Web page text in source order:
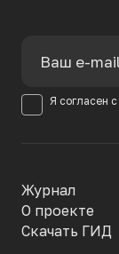
Я согласен с
Журнал
О проекте
Скачать ГИД